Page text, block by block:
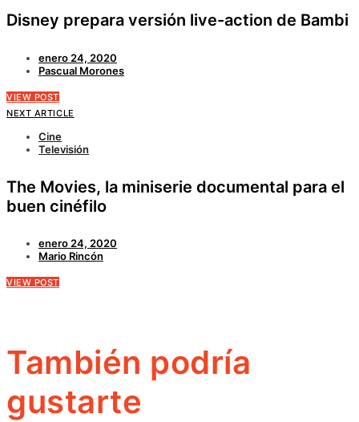
Disney prepara versión live-action de Bambi
enero 24, 2020
Pascual Morones
VIEW POST
NEXT ARTICLE
Cine
Televisión
The Movies, la miniserie documental para el
buen cinéfilo
enero 24, 2020
Mario Rincón
VIEW POST
También podría
gustarte